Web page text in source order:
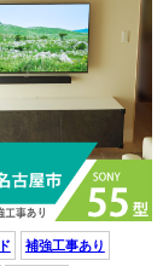
補強工事あり